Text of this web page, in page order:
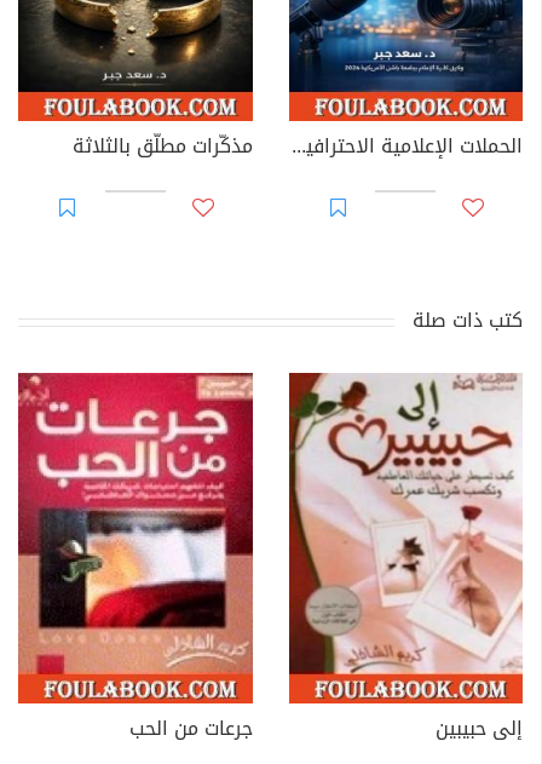
الحملات الإعلامية الاحترافية: خطط، نفّذ.. سيطر مذكّرات مطلّق بالثلاثة
كتب ذات صلة
إلى حبيبين
جرعات من الحب